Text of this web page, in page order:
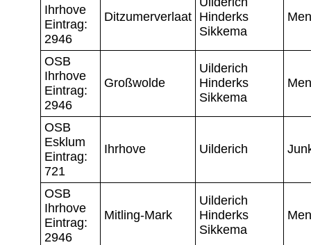
Ihrhove
Eintrag:
2946
Ditzumerverlaat Hinderks
Sikkema
OSB
Ihrhove
Eintrag:
2946
Großwolde
Uilderich
Hinderks
Sikkema
OSB
Esklum
Eintrag:
721
Ihrhove Uilderich
OSB
Ihrhove
Eintrag:
2946
Mitling-Mark
Uilderich
Hinderks
Sikkema